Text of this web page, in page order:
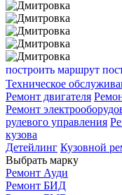
построить маршрут
Техническое
Ремонт двигателя
Ремонт
рулевого управления
кузова
Детейлинг Кузовной
Выбрать марку
Ремонт Ауди
Ремонт БИД